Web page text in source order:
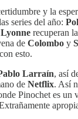
y la
series del año:
recuperan
de Colombo y
esto.
Larraín, así
de Netflix. Así
Pinochet es un